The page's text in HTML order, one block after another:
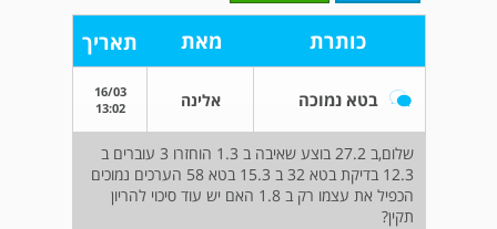
כותרת מאת תאריך
בטא נמוכה אלינה
16/03
13:02
שלום,ב 27.2 בוצע שאיבה ב 1.3 הוחזרו 3 עוברים ב
12.3 בדיקת בטא 32 ב 15.3 בטא 58 הערכים נמוכים
הכפיל את עצמו רק ב 1.8 האם יש עוד סיכוי להריון
תקין?